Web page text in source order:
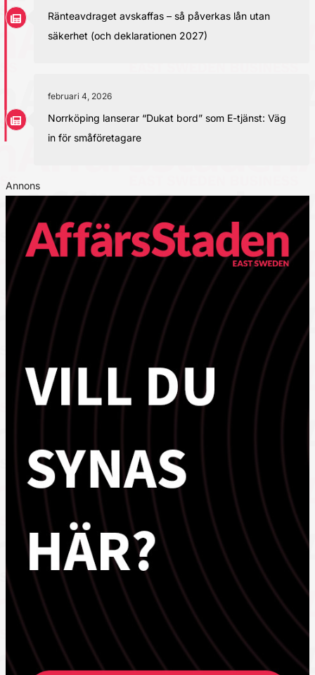
Ränteavdraget avskaffas – så påverkas lån utan
säkerhet (och deklarationen 2027)
februari 4, 2026
Norrköping lanserar “Dukat bord” som E-tjänst: Väg
in för småföretagare
Annons